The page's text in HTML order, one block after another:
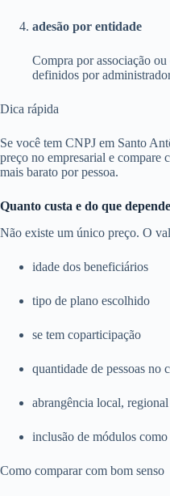
adesão por entidade
Compra por associação
definidos por
Dica rápida
Se você tem CNPJ em Santo
preço no empresarial e compare
mais barato por pessoa.
Quanto custa e do que depende
Não existe um único preço. O
idade dos beneficiários
tipo de plano escolhido
se tem coparticipação
quantidade de pessoas no
abrangência local,
inclusão de módulos
Como comparar com bom senso